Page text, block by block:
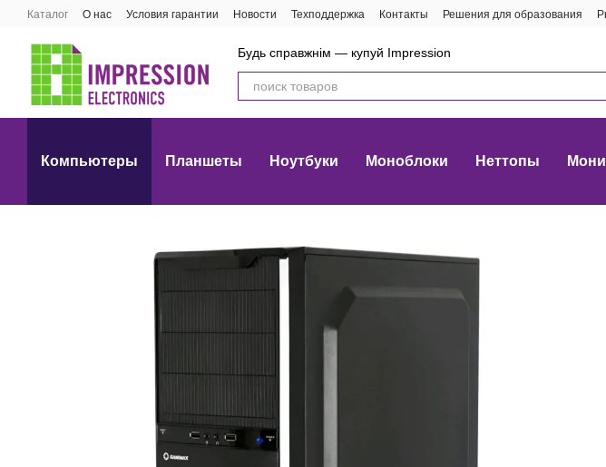
Перейти к основному контенту
Каталог О нас Условия гарантии Новости Техподдержка Контакты Решения для образования
Будь справжнім — купуй Impression
Компьютеры Планшеты Ноутбуки Моноблоки Неттопы